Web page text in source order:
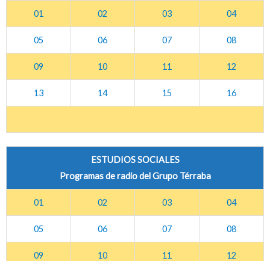
01 02 03 04
05 06 07 08
09 10 11 12
13 14 15 16
ESTUDIOS SOCIALES
Programas de radio del Grupo Térraba
01 02 03 04
05 06 07 08
09 10 11 12